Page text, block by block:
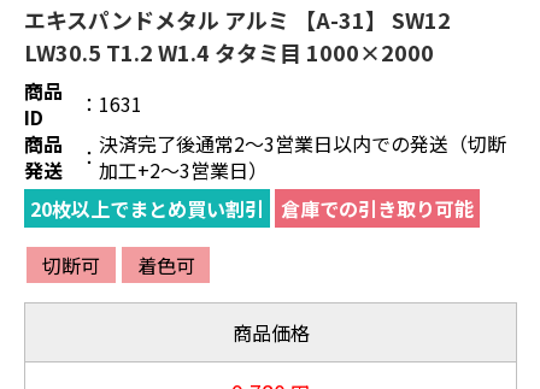
エキスパンドメタル アルミ 【A-31】 SW12
LW30.5 T1.2 W1.4 タタミ目 1000×2000
商品
ID
： 1631
商品
発送
： 決済完了後通常2～3営業日以内での発送（切断
加工+2～3営業日）
20枚以上でまとめ買い割引
倉庫での引き取り可能
切断可
着色可
商品価格